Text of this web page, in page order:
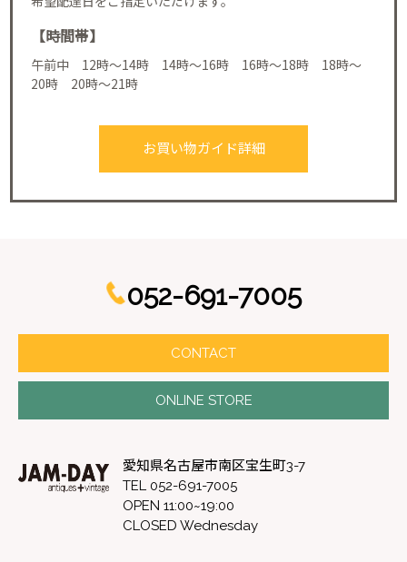
【時間帯】
午前中 12時～14時 14時～16時 16時～18時 18時～
20時 20時～21時
お買い物ガイド詳細
052-691-7005
CONTACT
ONLINE STORE
愛知県名古屋市南区宝生町3-7
TEL 052-691-7005
OPEN 11:00~19:00
CLOSED Wednesday